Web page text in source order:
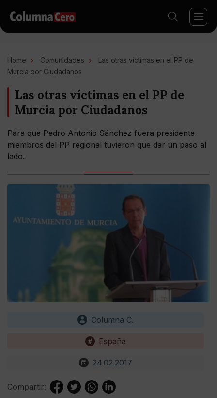
Home Comunidades
Las otras víctimas en el PP de
Murcia por Ciudadanos
Las otras víctimas en el PP de
Murcia por Ciudadanos
Para que Pedro Antonio Sánchez fuera presidente
miembros del PP regional tuvieron que dar un paso al
lado.
Columna C.
España
24.02.2017
Compartir: